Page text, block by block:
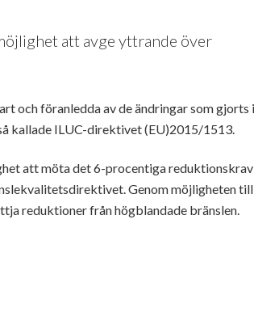
att avge yttrande över
och föranledda av de ändringar som gjorts i
kallade ILUC-direktivet (EU)2015/1513.
att möta det 6-procentiga
Genom möjligheten till
reduktioner från högblandade bränslen.